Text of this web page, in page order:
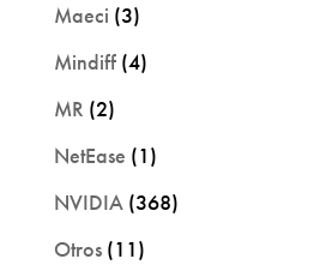
Maeci (3)
Mindiff(4)
MR (2)
NetEase (1)
NVIDIA(368)
Otros(11)